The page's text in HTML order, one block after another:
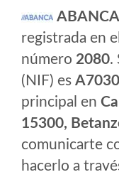
ABANCA
registrada en
número 2080.
(NIF) es
principal en
15300,
comunicarte
hacerlo a